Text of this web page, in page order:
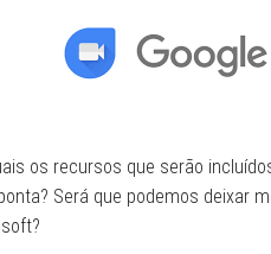
os recursos que serão
Será que podemos deixar